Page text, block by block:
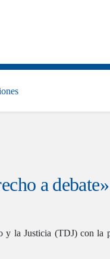
a debate»
y la Justicia (TDJ) con la